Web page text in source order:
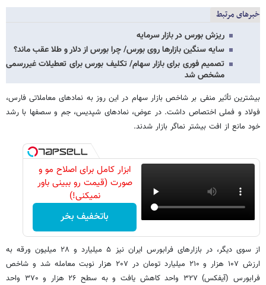
خبرهای مرتبط
ریزش بورس در بازار سرمایه
سایه سنگین بازارها روی بورس/ چرا بورس از دلار و طلا عقب ماند؟
تصمیم فوری برای بازار سهام/ تکلیف بورس برای تعطیلات غیررسمی
مشخص شد
بیشترین تأثیر منفی بر شاخص بازار سهام در این روز به نمادهای معاملاتی فارس،
فولاد و فملی اختصاص داشت. در عوض، نمادهای شپدیس، جم و سصفها با رشد
خود مانع از افت بیشتر نماگر بازار شدند.
ابزار کامل برای اصلاح مو و
صورت (قیمت رو ببینی باور
نمیکنی!)
باتخفیف بخر
از سوی دیگر، در بازارهای فرابورس ایران نیز ۵ میلیارد و ۲۸ میلیون ورقه به
ارزش ۱۰۷ هزار و ۲۱۰ میلیارد تومان در ۲۰۷ هزار نوبت معامله شد و شاخص
فرابورس (آیفکس) ۳۲۷ واحد کاهش یافت و به سطح ۲۶ هزار و ۳۷۰ واحد